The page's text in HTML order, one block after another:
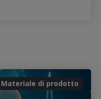
Materiale di prodotto